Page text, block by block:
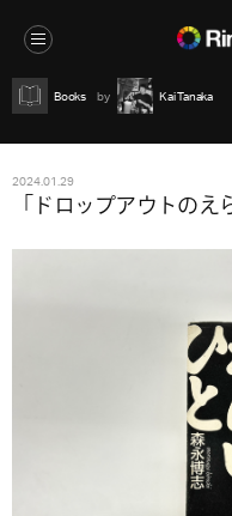
Books Kai Tanaka
2024.01.29
「ドロップアウトの